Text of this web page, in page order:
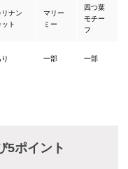
リナン
ット
マリー
ミー
四つ葉
モチー
フ
一部 一部
5ポイント